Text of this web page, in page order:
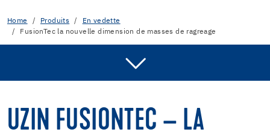
Home Produits
En vedette
FusionTec la nouvelle dimension de masses de ragreage
MASSES DE RAGRÉAGE UZIN FUSIONTEC
CHAPES MINCES UZIN FUSIONTEC
UZIN FUSIONTEC – LA